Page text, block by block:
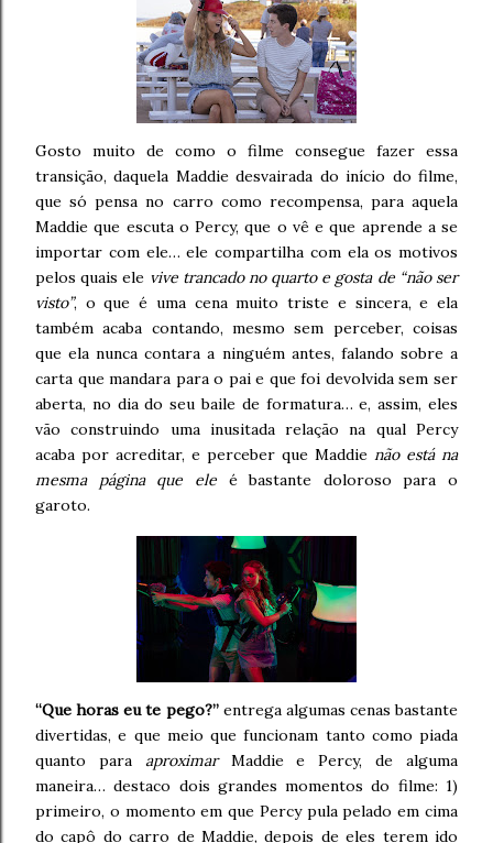
Gosto muito de como o filme consegue fazer essa
transição, daquela Maddie desvairada do início do filme,
que só pensa no carro como recompensa, para aquela
Maddie que escuta o Percy, que o vê e que aprende a se
importar com ele… ele compartilha com ela os motivos
pelos quais ele vive trancado no quarto e gosta de “não ser
visto”, o que é uma cena muito triste e sincera, e ela
também acaba contando, mesmo sem perceber, coisas
que ela nunca contara a ninguém antes, falando sobre a
carta que mandara para o pai e que foi devolvida sem ser
aberta, no dia do seu baile de formatura… e, assim, eles
vão construindo uma inusitada relação na qual Percy
acaba por acreditar, e perceber que Maddie não está na
mesma página que eleé bastante doloroso para o
garoto.
“Que horas eu te pego?”entrega algumas cenas bastante
divertidas, e que meio que funcionam tanto como piada
quanto para aproximarMaddie e Percy, de alguma
maneira… destaco dois grandes momentos do filme: 1)
primeiro, o momento em que Percy pula pelado em cima
do capô do carro de Maddie, depois de eles terem ido